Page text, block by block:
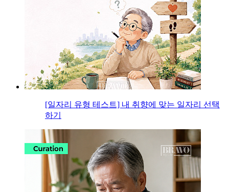
[일자리 유형 테스트] 내 취향에 맞는 일자리 선택
하기